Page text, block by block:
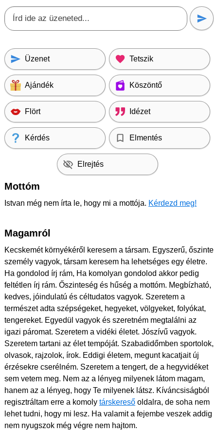
Üzenet Tetszik
Ajándék Köszöntő
Flört Idézet
Kérdés Elmentés
Elrejtés
Mottóm
Istvan még nem írta le, hogy mi a mottója. Kérdezd meg!
Magamról
Kecskemét környékéről keresem a társam. Egyszerű, őszinte
személy vagyok, társam keresem ha lehetséges egy életre.
Ha gondolod írj rám, Ha komolyan gondolod akkor pedig
feltétlen írj rám. Őszinteség és hűség a mottóm. Megbízható,
kedves, jóindulatú és céltudatos vagyok. Szeretem a
természet adta szépségeket, hegyeket, völgyeket, folyókat,
tengereket. Egyedül vagyok és szeretném megtalálni az
igazi páromat. Szeretem a vidéki életet. Jószívű vagyok.
Szeretem tartani az élet tempóját. Szabadidőmben sportolok,
olvasok, rajzolok, írok. Eddigi életem, megunt kacatjait új
érzésekre cserélném. Szeretem a tengert, de a hegyvidéket
sem vetem meg. Nem az a lényeg milyenek látom magam,
hanem az a lényeg, hogy Te milyenek látsz. Kíváncsiságból
regisztráltam erre a komoly társkereső oldalra, de soha nem
lehet tudni, hogy mi lesz. Ha valamit a fejembe veszek addig
nem nyugszok még végre nem hajtom.